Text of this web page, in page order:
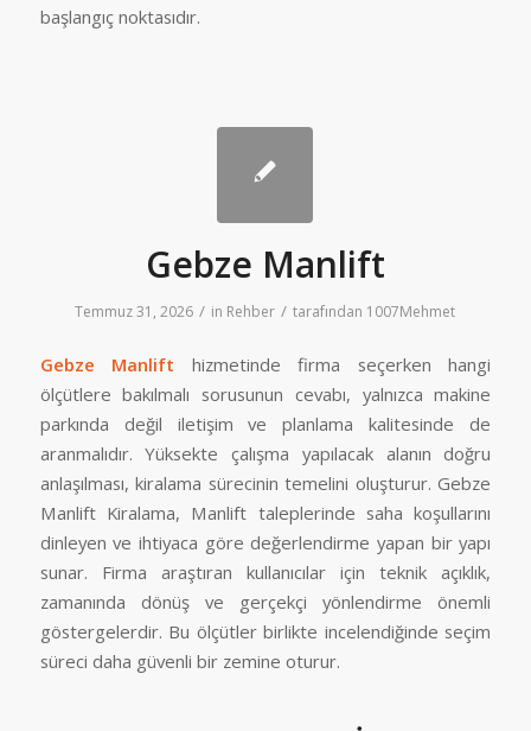
başlangıç noktasıdır.
Gebze Manlift
Temmuz 31, 2026 / in Rehber / tarafından 1007Mehmet
Gebze Manlift hizmetinde firma seçerken hangi
ölçütlere bakılmalı sorusunun cevabı, yalnızca makine
parkında değil iletişim ve planlama kalitesinde de
aranmalıdır. Yüksekte çalışma yapılacak alanın doğru
anlaşılması, kiralama sürecinin temelini oluşturur. Gebze
Manlift Kiralama, Manlift taleplerinde saha koşullarını
dinleyen ve ihtiyaca göre değerlendirme yapan bir yapı
sunar. Firma araştıran kullanıcılar için teknik açıklık,
zamanında dönüş ve gerçekçi yönlendirme önemli
göstergelerdir. Bu ölçütler birlikte incelendiğinde seçim
süreci daha güvenli bir zemine oturur.